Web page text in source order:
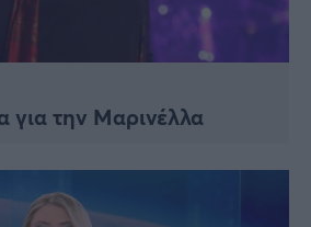
για την Μαρινέλλα